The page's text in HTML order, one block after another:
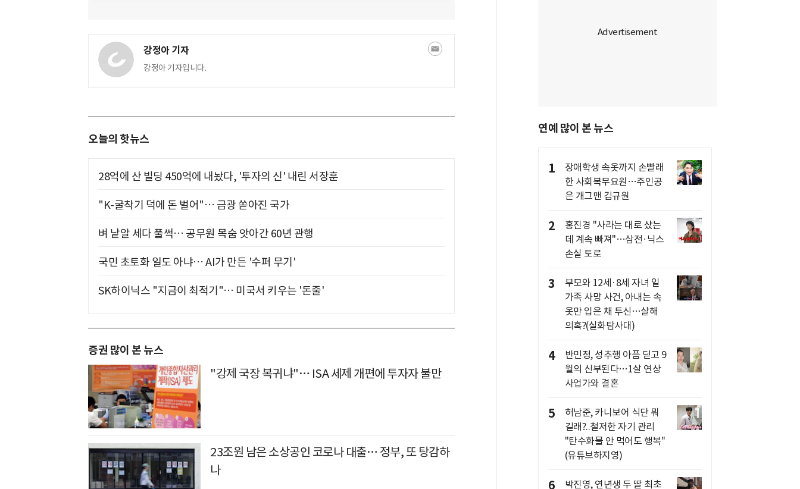
강정아 기자
강정아 기자입니다.
오늘의 핫뉴스
28억에 산 빌딩 450억에 내놨다, '투자의 신' 내린 서장훈
"K-굴착기 덕에 돈 벌어"… 금광 쏟아진 국가
벼 낱알 세다 풀썩… 공무원 목숨 앗아간 60년 관행
국민 초토화 일도 아냐… AI가 만든 '수퍼 무기'
SK하이닉스 "지금이 최적기"… 미국서 키우는 '돈줄'
증권 많이 본 뉴스
"강제 국장 복귀냐"… ISA 세제 개편에 투자자 불만
23조원 남은 소상공인 코로나 대출… 정부, 또 탕감하
나
연예 많이 본 뉴스
1
장애학생 속옷까지 손빨래
한 사회복무요원…주인공
은 개그맨 김규원
2
홍진경 "사라는 대로 샀는
데 계속 빠져"…삼전·닉스
손실 토로
3
부모와 12세·8세 자녀 일
가족 사망 사건, 아내는 속
옷만 입은 채 투신…살해
의혹?(실화탐사대)
4
반민정, 성추행 아픔 딛고 9
월의 신부된다…1살 연상
사업가와 결혼
5
허남준, 카니보어 식단 뭐
길래?..철저한 자기 관리
"탄수화물 안 먹어도 행복"
(유튜브하지영)
6 박진영, 연년생 두 딸 최초